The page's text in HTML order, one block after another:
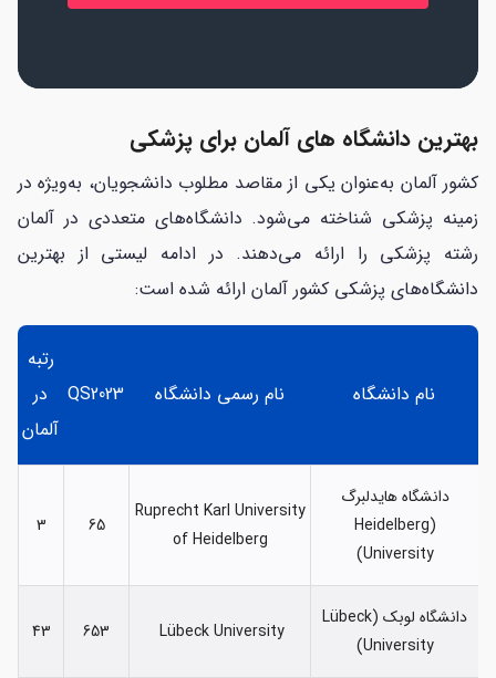
بهترین دانشگاه های آلمان برای پزشکی
کشور آلمان به‌عنوان یکی از مقاصد مطلوب دانشجویان، به‌ویژه در
زمینه پزشکی شناخته می‌شود. دانشگاه‌های متعددی در آلمان
رشته پزشکی را ارائه می‌دهند. در ادامه لیستی از بهترین
دانشگاه‌های پزشکی کشور آلمان ارائه شده است:
نام دانشگاه نام رسمی دانشگاه QS2023
رتبه
در
آلمان
دانشگاه هایدلبرگ
(Heidelberg
University)
Ruprecht Karl University
of Heidelberg
65
3
دانشگاه لوبک (Lübeck
University)
Lübeck University
653
43